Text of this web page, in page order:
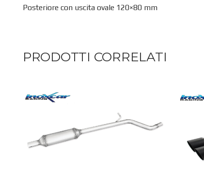
Posteriore con uscita ovale 120×80 mm
PRODOTTI CORRELATI